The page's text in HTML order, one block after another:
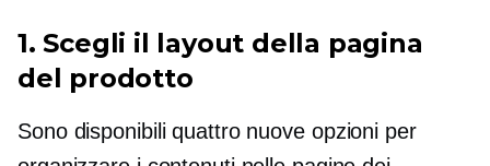
1. Scegli il layout della pagina
del prodotto
Sono disponibili quattro nuove opzioni per